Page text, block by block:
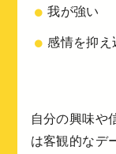
我が強い
感情を抑え
自分の興味や
は客観的なデ